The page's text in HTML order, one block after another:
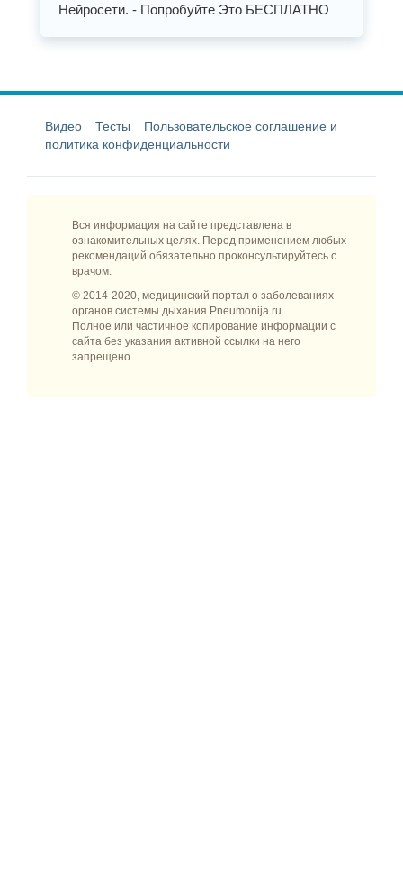
Нейросети. - Попробуйте Это БЕСПЛАТНО
Видео Тесты
Пользовательское соглашение и
политика конфиденциальности
Вся информация на сайте представлена в
ознакомительных целях. Перед применением любых
рекомендаций обязательно проконсультируйтесь с
врачом.
© 2014-2020, медицинский портал о заболеваниях
органов системы дыхания Pneumonija.ru
Полное или частичное копирование информации с
сайта без указания активной ссылки на него
запрещено.